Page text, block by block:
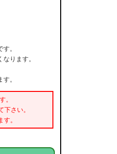
。
ります。
。
。
さい。
。